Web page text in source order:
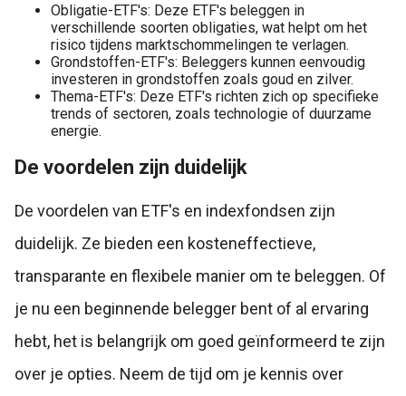
Obligatie-ETF's: Deze ETF's beleggen in
verschillende soorten obligaties, wat helpt om het
risico tijdens marktschommelingen te verlagen.
Grondstoffen-ETF's: Beleggers kunnen eenvoudig
investeren in grondstoffen zoals goud en zilver.
Thema-ETF's: Deze ETF's richten zich op specifieke
trends of sectoren, zoals technologie of duurzame
energie.
De voordelen zijn duidelijk
De voordelen van ETF's en indexfondsen zijn
duidelijk. Ze bieden een kosteneffectieve,
transparante en flexibele manier om te beleggen. Of
je nu een beginnende belegger bent of al ervaring
hebt, het is belangrijk om goed geïnformeerd te zijn
over je opties. Neem de tijd om je kennis over